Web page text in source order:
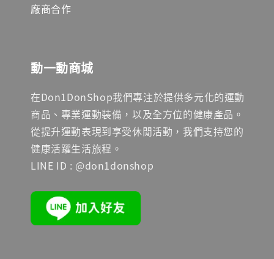
廠商合作
動一動商城
在Don1DonShop我們專注於提供多元化的運動
商品、專業運動裝備，以及全方位的健康產品。
從提升運動表現到享受休閒活動，我們支持您的
健康活躍生活旅程。
LINE ID : @don1donshop